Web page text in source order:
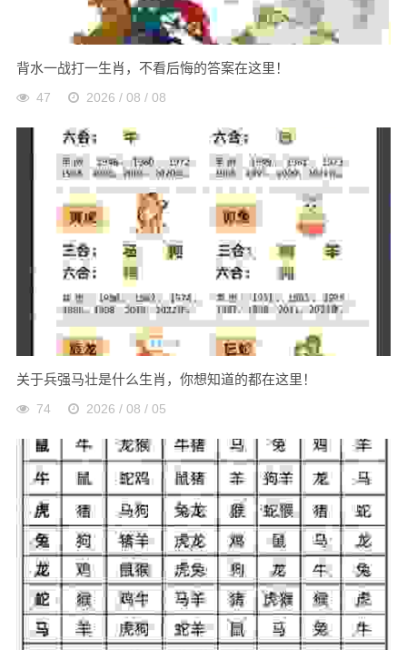
背水一战打一生肖，不看后悔的答案在这里！
47 2026 / 08 / 08
关于兵强马壮是什么生肖，你想知道的都在这里！
74 2026 / 08 / 05